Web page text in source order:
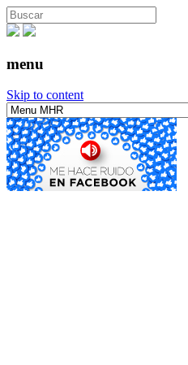
menu
Skip to content